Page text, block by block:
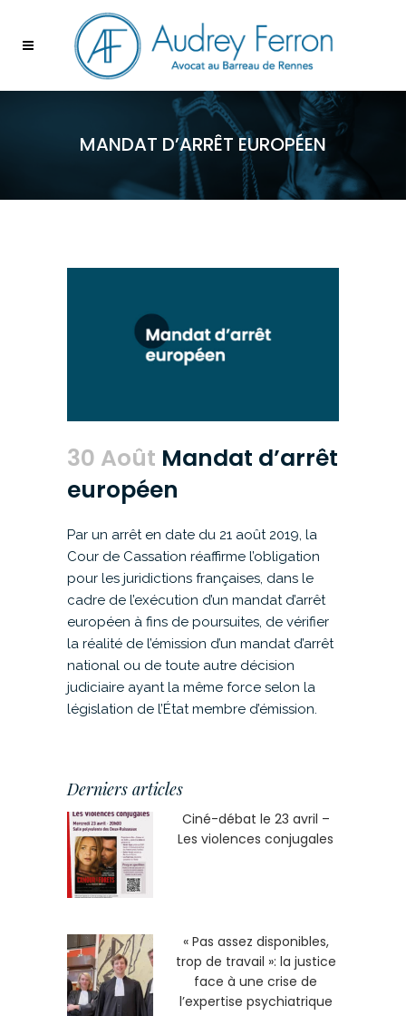
MANDAT D’ARRÊT EUROPÉEN
30 Août Mandat d’arrêt
européen
Par un arrêt en date du 21 août 2019, la
Cour de Cassation réaffirme l’obligation
pour les juridictions françaises, dans le
cadre de l’exécution d’un mandat d’arrêt
européen à fins de poursuites, de vérifier
la réalité de l’émission d’un mandat d’arrêt
national ou de toute autre décision
judiciaire ayant la même force selon la
législation de l’État membre d’émission.
Derniers articles
Ciné-débat le 23 avril –
Les violences conjugales
« Pas assez disponibles,
trop de travail »: la justice
face à une crise de
l’expertise psychiatrique